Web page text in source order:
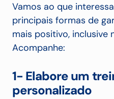
Vamos ao que
principais formas de
mais positivo, inclusive
Acompanhe:
1- Elabore um
personalizado